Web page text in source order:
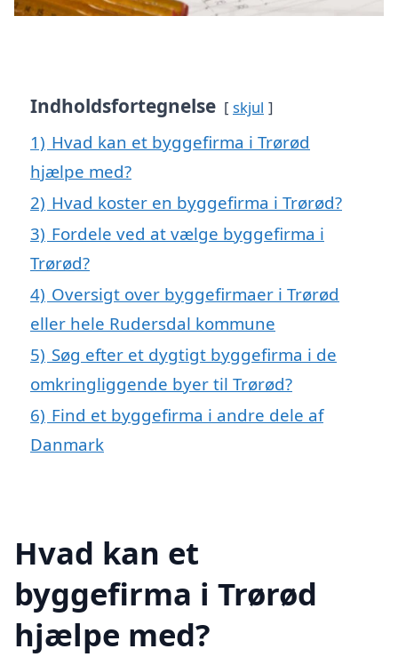
Indholdsfortegnelse skjul
1) Hvad kan et byggefirma i Trørød
hjælpe med?
2) Hvad koster en byggefirma i Trørød?
3) Fordele ved at vælge byggefirma i
Trørød?
4) Oversigt over byggefirmaer i Trørød
eller hele Rudersdal kommune
5) Søg efter et dygtigt byggefirma i de
omkringliggende byer til Trørød?
6) Find et byggefirma i andre dele af
Danmark
Hvad kan et
byggefirma i Trørød
hjælpe med?